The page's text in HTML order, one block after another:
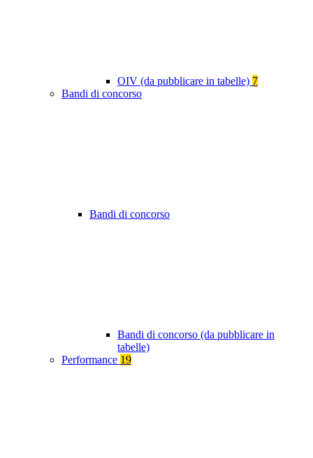
OIV (da pubblicare in tabelle) 7
Bandi di concorso
Bandi di concorso
Bandi di concorso (da pubblicare in
tabelle)
Performance 19